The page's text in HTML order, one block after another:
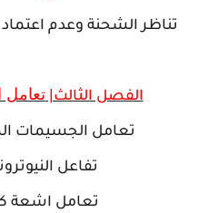
تناظر الشحنة وعدم
الفصل الثالث|تعامل
تعامل الجسيمات
تفاعل
تعامل اشعة